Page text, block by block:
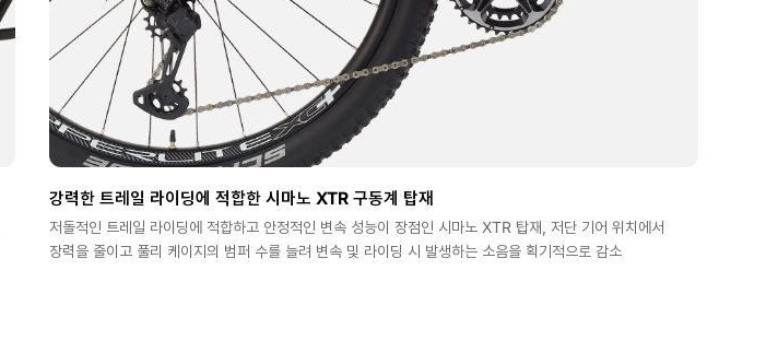
강력한 트레일 라이딩에 적합한 시마노 XTR 구동계 탑재
저돌적인 트레일 라이딩에 적합하고 안정적인 변속 성능이 장점인 시마노 XTR 탑재, 저단 기어 위치에서
장력을 줄이고 풀리 케이지의 범퍼 수를 늘려 변속 및 라이딩 시 발생하는 소음을 획기적으로 감소